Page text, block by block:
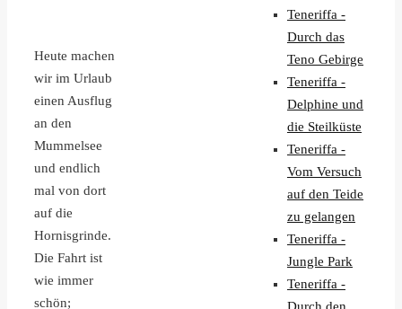
Heute machen
wir im Urlaub
einen Ausflug
an den
Mummelsee
und endlich
mal von dort
auf die
Hornisgrinde.
Die Fahrt ist
wie immer
schön;
Teneriffa -
Durch das
Teno Gebirge
Teneriffa -
Delphine und
die Steilküste
Teneriffa -
Vom Versuch
auf den Teide
zu gelangen
Teneriffa -
Jungle Park
Teneriffa -